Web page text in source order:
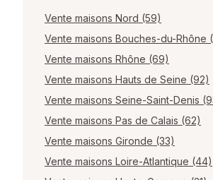
Vente maisons Nord (59)
Vente maisons Bouches-du-Rhône
Vente maisons Rhône (69)
Vente maisons Hauts de Seine (92)
Vente maisons Seine-Saint-Denis
Vente maisons Pas de Calais (62)
Vente maisons Gironde (33)
Vente maisons Loire-Atlantique (44)